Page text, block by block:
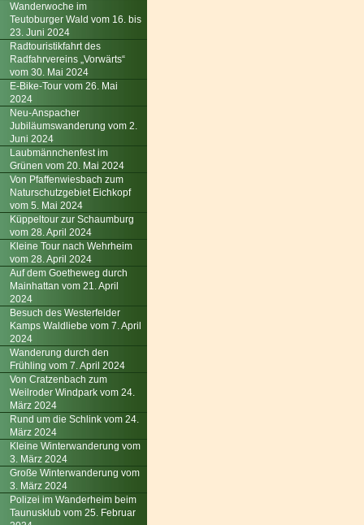
Wanderwoche im
Teutoburger Wald vom 16. bis
23. Juni 2024
Radtouristikfahrt des
Radfahrvereins „Vorwärts“
vom 30. Mai 2024
E-Bike-Tour vom 26. Mai
2024
Neu-Anspacher
Jubiläumswanderung vom 2.
Juni 2024
Laubmännchenfest im
Grünen vom 20. Mai 2024
Von Pfaffenwiesbach zum
Naturschutzgebiet Eichkopf
vom 5. Mai 2024
Küppeltour zur Schaumburg
vom 28. April 2024
Kleine Tour nach Wehrheim
vom 28. April 2024
Auf dem Goetheweg durch
Mainhattan vom 21. April
2024
Besuch des Westerfelder
Kamps Waldliebe vom 7. April
2024
Wanderung durch den
Frühling vom 7. April 2024
Von Cratzenbach zum
Weilroder Windpark vom 24.
März 2024
Rund um die Schlink vom 24.
März 2024
Kleine Winterwanderung vom
3. März 2024
Große Winterwanderung vom
3. März 2024
Polizei im Wanderheim beim
Taunusklub vom 25. Februar